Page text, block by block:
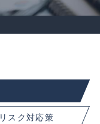
リスク対応策